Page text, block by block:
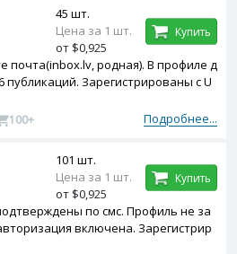
почта(inbox.lv, родная). В профиле д
публикаций. Зарегистрированы с U
Подробнее...
100+
45 шт.
Цена за 1 шт.
от $0,925
Купить
по смс. Профиль не за
включена. Зарегистрир
101 шт.
Цена за 1 шт.
от $0,925
Купить